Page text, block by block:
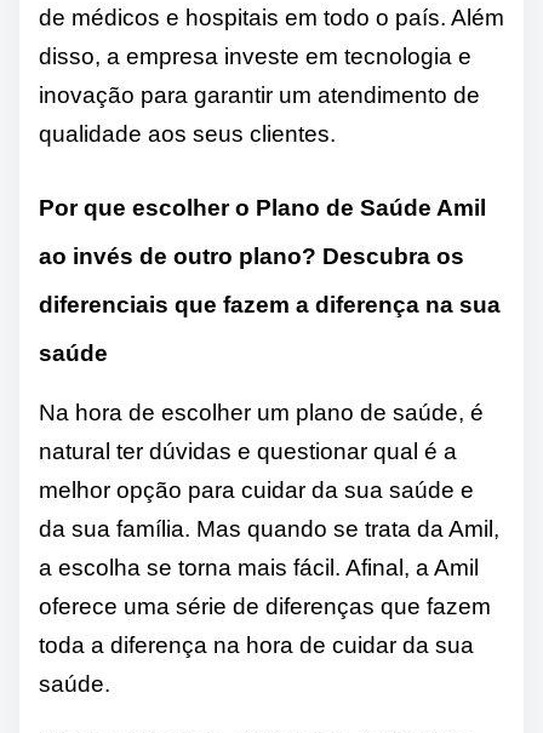
de médicos e hospitais em todo o país. Além
disso, a empresa investe em tecnologia e
inovação para garantir um atendimento de
qualidade aos seus clientes.
Por que escolher o Plano de Saúde Amil
ao invés de outro plano? Descubra os
diferenciais que fazem a diferença na sua
saúde
Na hora de escolher um plano de saúde, é
natural ter dúvidas e questionar qual é a
melhor opção para cuidar da sua saúde e
da sua família. Mas quando se trata da Amil,
a escolha se torna mais fácil. Afinal, a Amil
oferece uma série de diferenças que fazem
toda a diferença na hora de cuidar da sua
saúde.